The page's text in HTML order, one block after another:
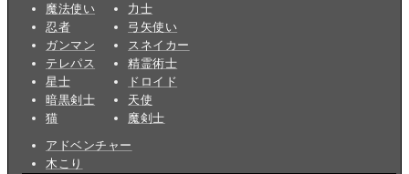
魔法使い
忍者
ガンマン
テレパス
星士
暗黒剣士
猫
力士
弓矢使い
スネイカー
精霊術士
ドロイド
天使
魔剣士
アドベンチャー
木こり